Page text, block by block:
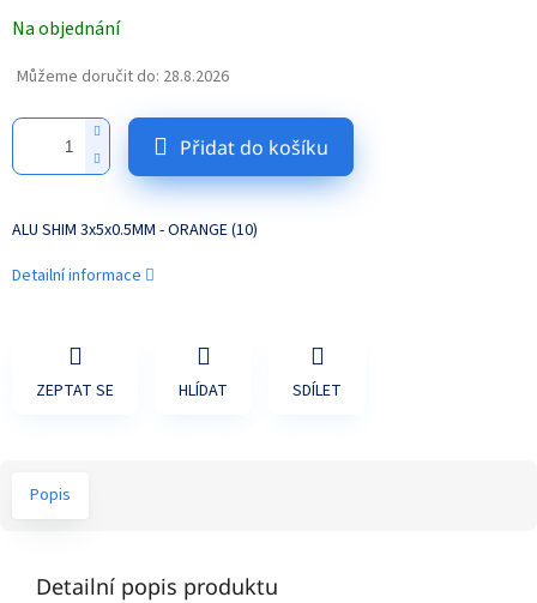
cena:
Na objednání
Můžeme doručit do: 28.8.2026
Přidat do košíku
ALU SHIM 3x5x0.5MM - ORANGE (10)
Detailní informace
ZEPTAT SE HLÍDAT SDÍLET
Popis
Detailní popis produktu